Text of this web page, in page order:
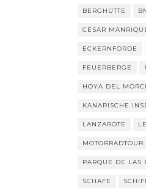
BERGHÜTTE
CÉSAR
ECKERNFÖRDE
FEUERBERGE
HOYA DEL
KANARISCHE
LANZAROTE
PARQUE DE LAS
SCHAFE